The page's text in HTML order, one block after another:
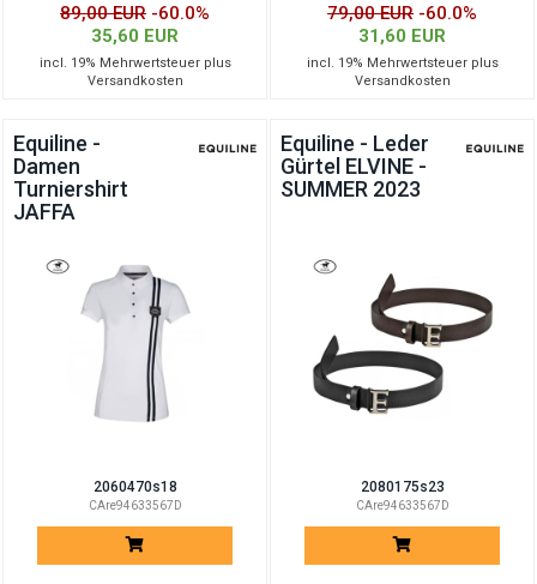
89,00 EUR -60.0%
35,60 EUR
incl. 19% Mehrwertsteuer plus
Versandkosten
79,00 EUR -60.0%
31,60 EUR
incl. 19% Mehrwertsteuer plus
Versandkosten
Equiline -
Damen
Turniershirt
JAFFA
2060470s18
CAre94633567D
Equiline - Leder
Gürtel ELVINE -
SUMMER 2023
2080175s23
CAre94633567D